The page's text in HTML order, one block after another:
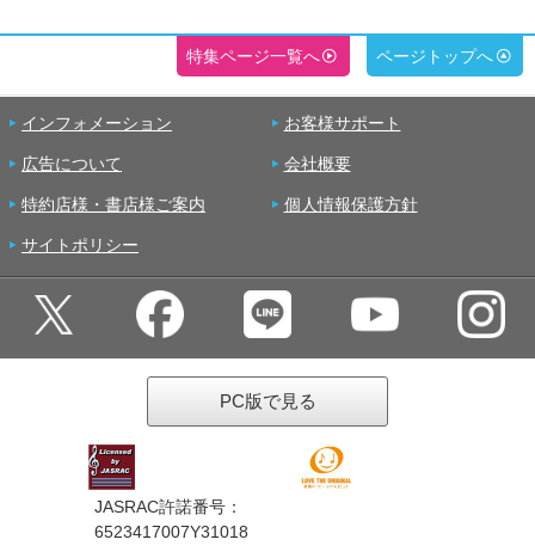
特集ページ一覧へ ページトップへ
インフォメーション お客様サポート
広告について 会社概要
特約店様・書店様ご案内 個人情報保護方針
サイトポリシー
PC版で見る
JASRAC許諾番号：
6523417007Y31018